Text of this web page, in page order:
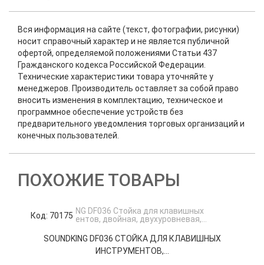
Вся информация на сайте (текст, фотографии, рисунки)
носит справочный характер и не является публичной
офертой, определяемой положениями Статьи 437
Гражданского кодекса Российской Федерации.
Технические характеристики товара уточняйте у
менеджеров. Производитель оставляет за собой право
вносить изменения в комплектацию, техническое и
программное обеспечение устройств без
предварительного уведомления торговых организаций и
конечных пользователей.
ПОХОЖИЕ ТОВАРЫ
Код: 70175
SOUNDKING DF036 СТОЙКА ДЛЯ КЛАВИШНЫХ
ИНСТРУМЕНТОВ,...